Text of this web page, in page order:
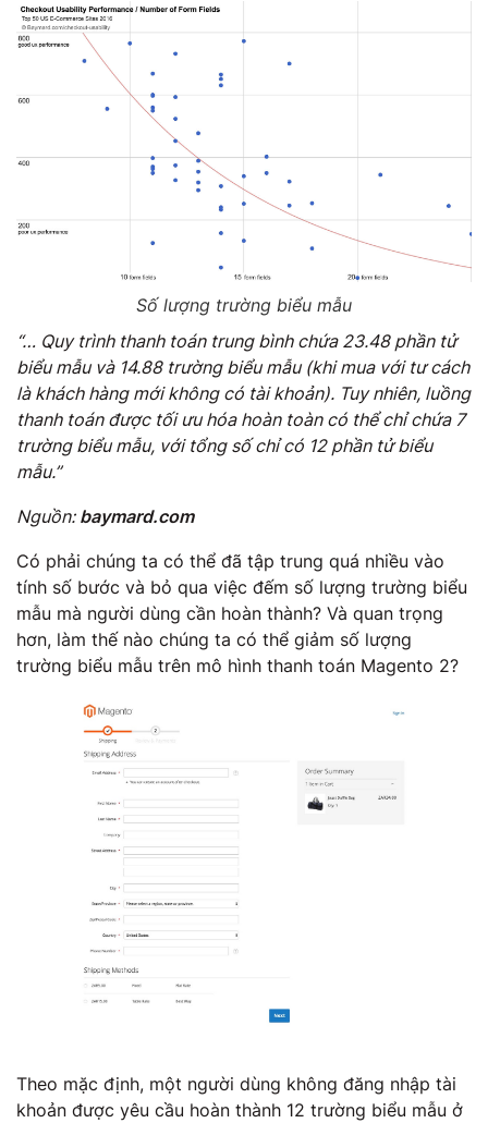
Số lượng trường biểu mẫu
“… Quy trình thanh toán trung bình chứa 23.48 phần tử
biểu mẫu và 14.88 trường biểu mẫu (khi mua với tư cách
là khách hàng mới không có tài khoản). Tuy nhiên, luồng
thanh toán được tối ưu hóa hoàn toàn có thể chỉ chứa 7
trường biểu mẫu, với tổng số chỉ có 12 phần tử biểu
mẫu.”
Nguồn: baymard.com
Có phải chúng ta có thể đã tập trung quá nhiều vào
tính số bước và bỏ qua việc đếm số lượng trường biểu
mẫu mà người dùng cần hoàn thành? Và quan trọng
hơn, làm thế nào chúng ta có thể giảm số lượng
trường biểu mẫu trên mô hình thanh toán Magento 2?
Theo mặc định, một người dùng không đăng nhập tài
khoản được yêu cầu hoàn thành 12 trường biểu mẫu ở